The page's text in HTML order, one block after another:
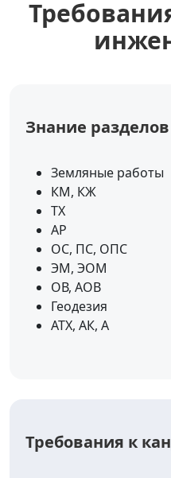
Знание разделов
Земляные работы
КМ, КЖ
ТХ
АР
ОС, ПС, ОПС
ЭМ, ЭОМ
ОВ, АОВ
Геодезия
АТХ, АК, А
Требования к